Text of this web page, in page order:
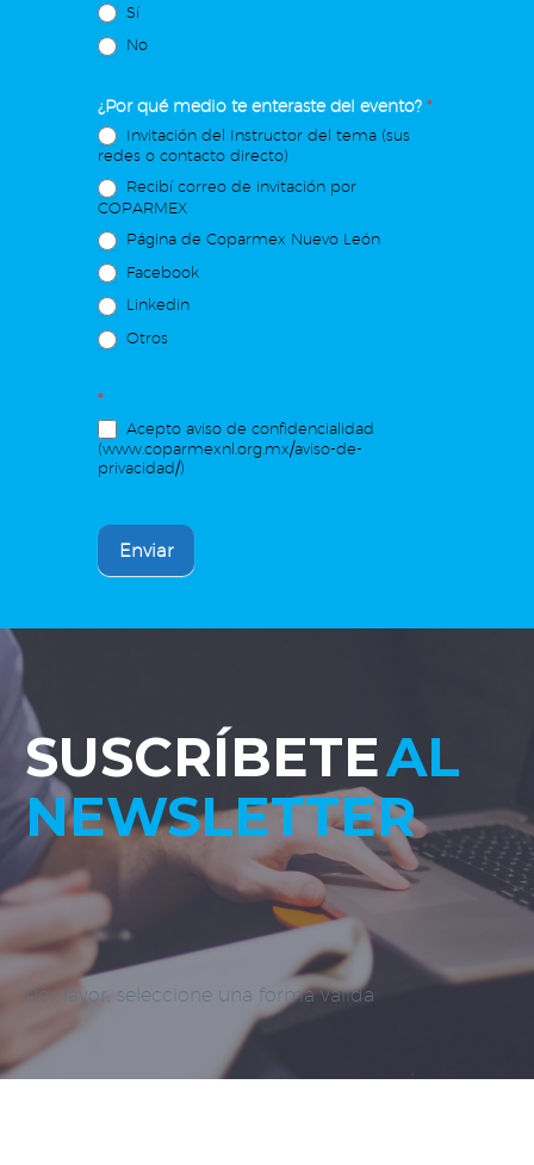
Sí
No
¿Por qué medio te enteraste del evento? *
Invitación del Instructor del tema (sus
redes o contacto directo)
Recibí correo de invitación por
COPARMEX
Página de Coparmex Nuevo León
Facebook
Linkedin
Otros
*
Acepto aviso de confidencialidad
(www.coparmexnl.org.mx/aviso-de-
privacidad/)
Enviar
SUSCRÍBETEAL
NEWSLETTER
Por favor, seleccione una forma válida